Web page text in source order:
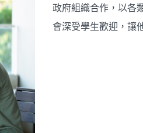
政府組織合作，以各
會深受學生歡迎，讓